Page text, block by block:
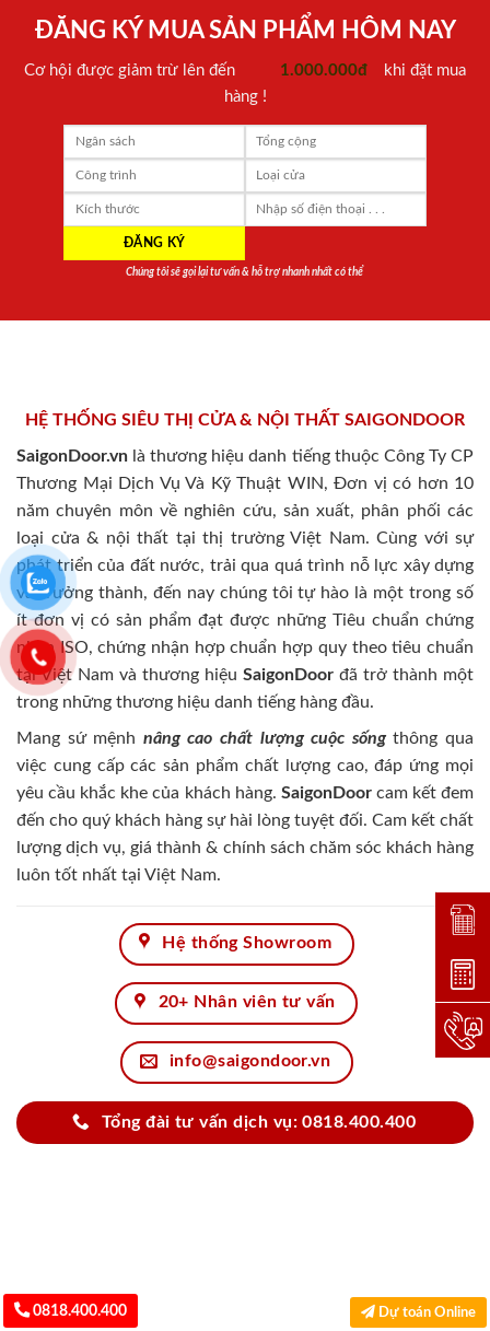
ĐĂNG KÝ MUA SẢN PHẨM HÔM NAY
Cơ hội được giảm trừ lên đến 1.000.000đ
khi đặt mua
hàng !
Chúng tôi sẽ gọi lại tư vấn & hỗ trợ nhanh nhất có thể
HỆ THỐNG SIÊU THỊ CỬA & NỘI THẤT SAIGONDOOR
SaigonDoor.vn là thương hiệu danh tiếng thuộc Công Ty CP
Thương Mại Dịch Vụ Và Kỹ Thuật WIN, Đơn vị có hơn 10
năm chuyên môn về nghiên cứu, sản xuất, phân phối các
loại cửa & nội thất tại thị trường Việt Nam. Cùng với sự
phát triển của đất nước, trải qua quá trình nỗ lực xây dựng
và trưởng thành, đến nay chúng tôi tự hào là một trong số
ít đơn vị có sản phẩm đạt được những Tiêu chuẩn chứng
nhận ISO, chứng nhận hợp chuẩn hợp quy theo tiêu chuẩn
tại Việt Nam và thương hiệu SaigonDoor đã trở thành một
trong những thương hiệu danh tiếng hàng đầu.
Mang sứ mệnh nâng cao chất lượng cuộc sốngthông qua
việc cung cấp các sản phẩm chất lượng cao, đáp ứng mọi
yêu cầu khắc khe của khách hàng. SaigonDoorcam kết đem
đến cho quý khách hàng sự hài lòng tuyệt đối. Cam kết chất
lượng dịch vụ, giá thành & chính sách chăm sóc khách hàng
luôn tốt nhất tại Việt Nam.
Hệ thống Showroom
20+ Nhân viên tư vấn
info@saigondoor.vn
Tổng đài tư vấn dịch vụ: 0818.400.400
0818.400.400 Dự toán Online
Đặt
Dự